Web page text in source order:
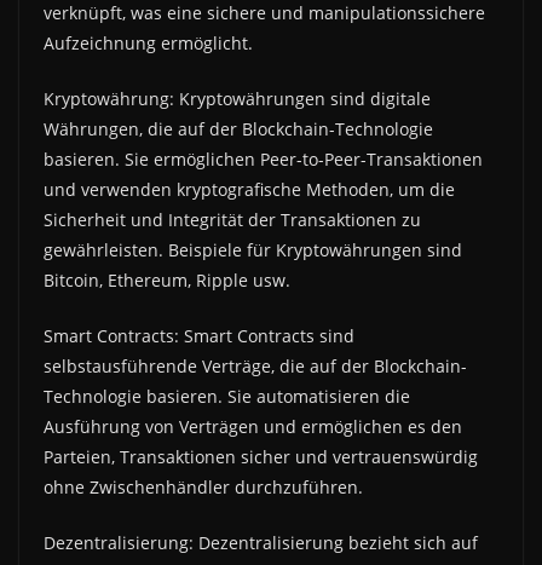
verknüpft, was eine sichere und manipulationssichere
Aufzeichnung ermöglicht.
Kryptowährung: Kryptowährungen sind digitale
Währungen, die auf der Blockchain-Technologie
basieren. Sie ermöglichen Peer-to-Peer-Transaktionen
und verwenden kryptografische Methoden, um die
Sicherheit und Integrität der Transaktionen zu
gewährleisten. Beispiele für Kryptowährungen sind
Bitcoin, Ethereum, Ripple usw.
Smart Contracts: Smart Contracts sind
selbstausführende Verträge, die auf der Blockchain-
Technologie basieren. Sie automatisieren die
Ausführung von Verträgen und ermöglichen es den
Parteien, Transaktionen sicher und vertrauenswürdig
ohne Zwischenhändler durchzuführen.
Dezentralisierung: Dezentralisierung bezieht sich auf